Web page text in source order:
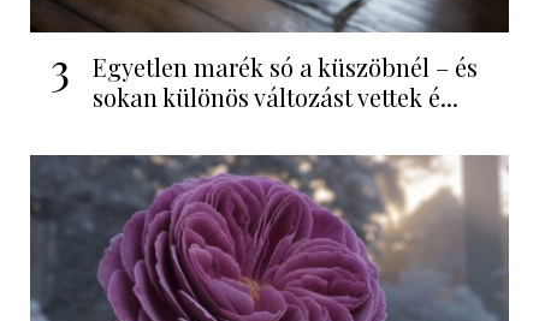
3
Egyetlen marék só a küszöbnél – és
sokan különös változást vettek é...